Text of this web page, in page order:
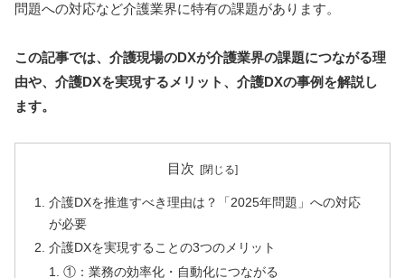
問題への対応など介護業界に特有の課題があります。
この記事では、介護現場のDXが介護業界の課題につながる理
由や、介護DXを実現するメリット、介護DXの事例を解説し
ます。
目次
介護DXを推進すべき理由は？「2025年問題」への対応
が必要
介護DXを実現することの3つのメリット
①：業務の効率化・自動化につながる